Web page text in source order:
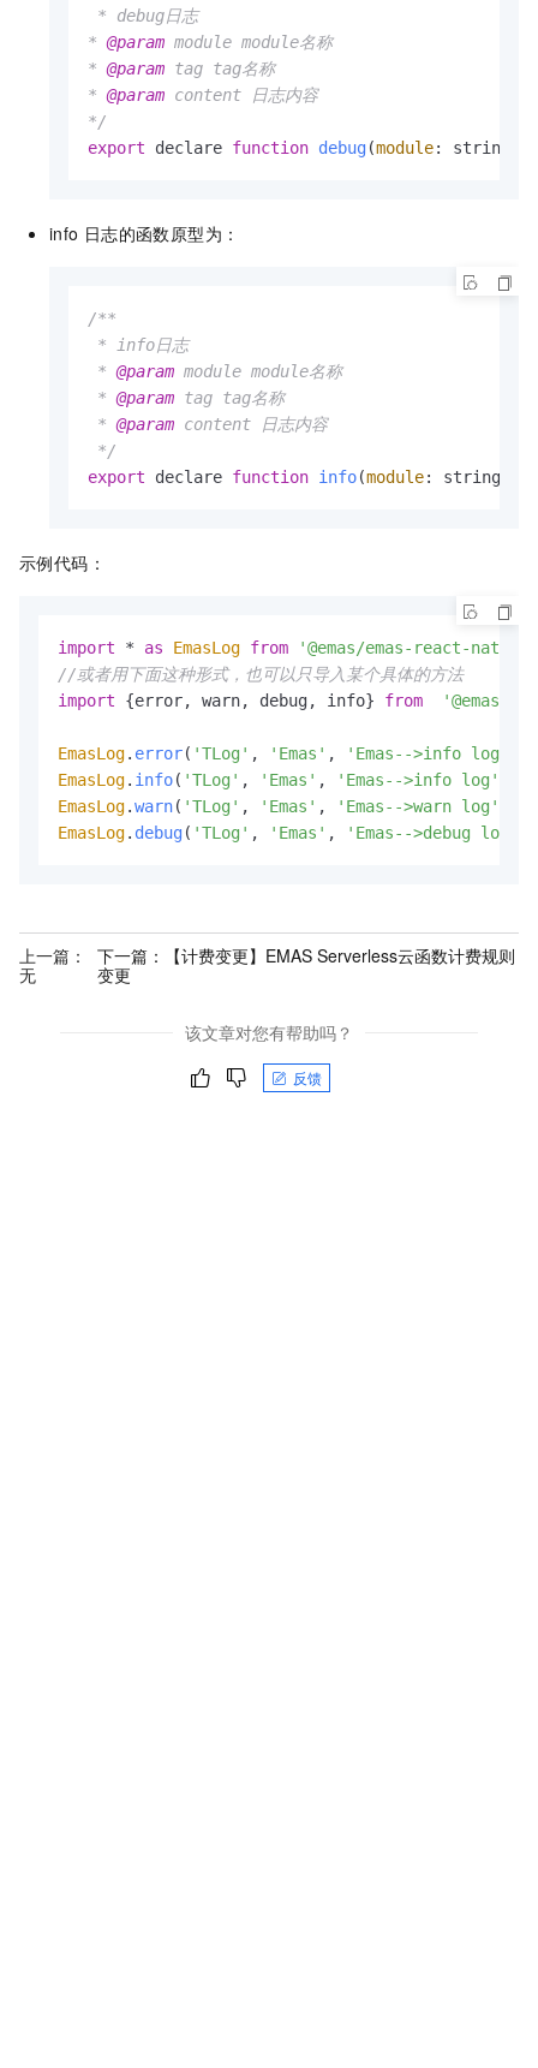
* debug日志
* @param module module名称
* @param tag tag名称
* @param content 日志内容
*/
export declare function debug(module: string,
info 日志的函数原型为：
/**
* info日志
* @param module module名称
* @param tag tag名称
* @param content 日志内容
*/
export declare function info(module: string,
示例代码：
import * as EmasLog from
'@emas/emas-react-
//或者用下面这种形式，也可以只导入某个具体的方法
import {error, warn, debug, info} from '@emas/
EmasLog. error( 'TLog' , 'Emas' , 'Emas-->info log'
EmasLog. info( 'TLog' , 'Emas' , 'Emas-->info log'
EmasLog.warn( 'TLog' , 'Emas' , 'Emas-->warn log'
EmasLog. debug( 'TLog' , 'Emas' , 'Emas-->debug log'
上一篇：
无
下一篇：
【计费变更】EMAS Serverless云函数计费规则
变更
该文章对您有帮助吗？
反馈